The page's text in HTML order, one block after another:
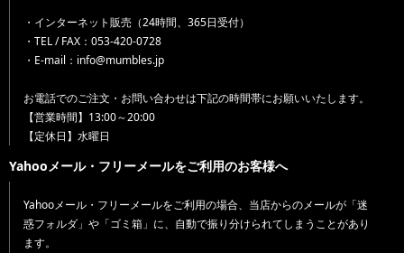
・インターネット販売（24時間、365日受付）
・TEL / FAX：053-420-0728
・E-mail：info@mumbles.jp
お電話でのご注文・お問い合わせは下記の時間帯にお願いいたします。
【営業時間】13:00～20:00
【定休日】水曜日
Yahooメール・フリーメールをご利用のお客様へ
Yahooメール・フリーメールをご利用の場合、当店からのメールが「迷
惑フォルダ」や「ゴミ箱」に、自動で振り分けられてしまうことがあり
ます。